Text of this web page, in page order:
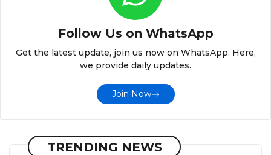
Follow Us on WhatsApp
Get the latest update, join us now on WhatsApp. Here,
we provide daily updates.
Join Now
TRENDING NEWS